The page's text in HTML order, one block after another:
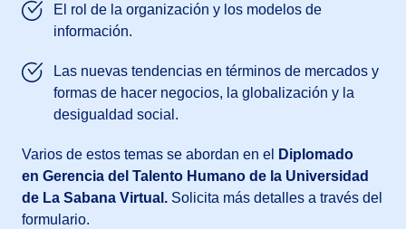
El rol de la organización y los modelos de
información.
Las nuevas tendencias en términos de mercados y
formas de hacer negocios, la globalización y la
desigualdad social.
Varios de estos temas se abordan en el
Diplomado
en Gerencia del Talento Humano de la Universidad
de La Sabana Virtual. Solicita más detalles a través del
formulario.